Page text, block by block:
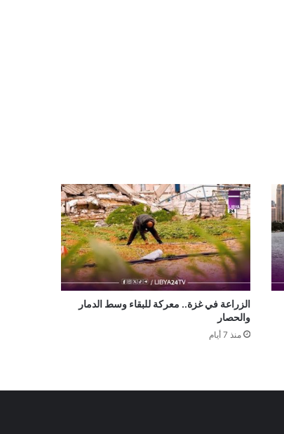
الزراعة في غزة.. معركة للبقاء وسط الدمار
والحصار
منذ 7 أيام